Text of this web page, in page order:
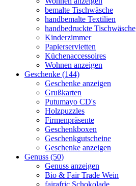
bemalte Tischwäsche
handbemalte Textilien
handbedruckte Tischwäsche
Kinderzimmer
Papierservietten
Küchenaccessoires
Wohnen anzeigen
Geschenke (144)
Geschenke anzeigen
Grußkarten
Putumayo CD's
Holzpuzzles
Firmenpräsente
Geschenkboxen
Geschenkgutscheine
Geschenke anzeigen
Genuss (50)
Genuss anzeigen
Bio & Fair Trade Wein
fairafric Schokolade